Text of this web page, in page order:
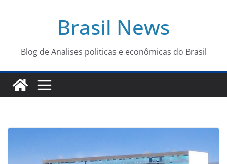
conteúdo
Brasil News
Blog de Analises politicas e econômicas do Brasil